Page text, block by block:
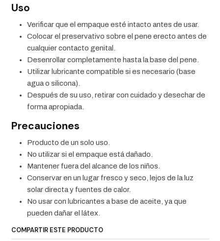
Uso
Verificar que el empaque esté intacto antes de usar.
Colocar el preservativo sobre el pene erecto antes de
cualquier contacto genital.
Desenrollar completamente hasta la base del pene.
Utilizar lubricante compatible si es necesario (base
agua o silicona).
Después de su uso, retirar con cuidado y desechar de
forma apropiada.
Precauciones
Producto de un solo uso.
No utilizar si el empaque está dañado.
Mantener fuera del alcance de los niños.
Conservar en un lugar fresco y seco, lejos de la luz
solar directa y fuentes de calor.
No usar con lubricantes a base de aceite, ya que
pueden dañar el látex.
COMPARTIR ESTE PRODUCTO